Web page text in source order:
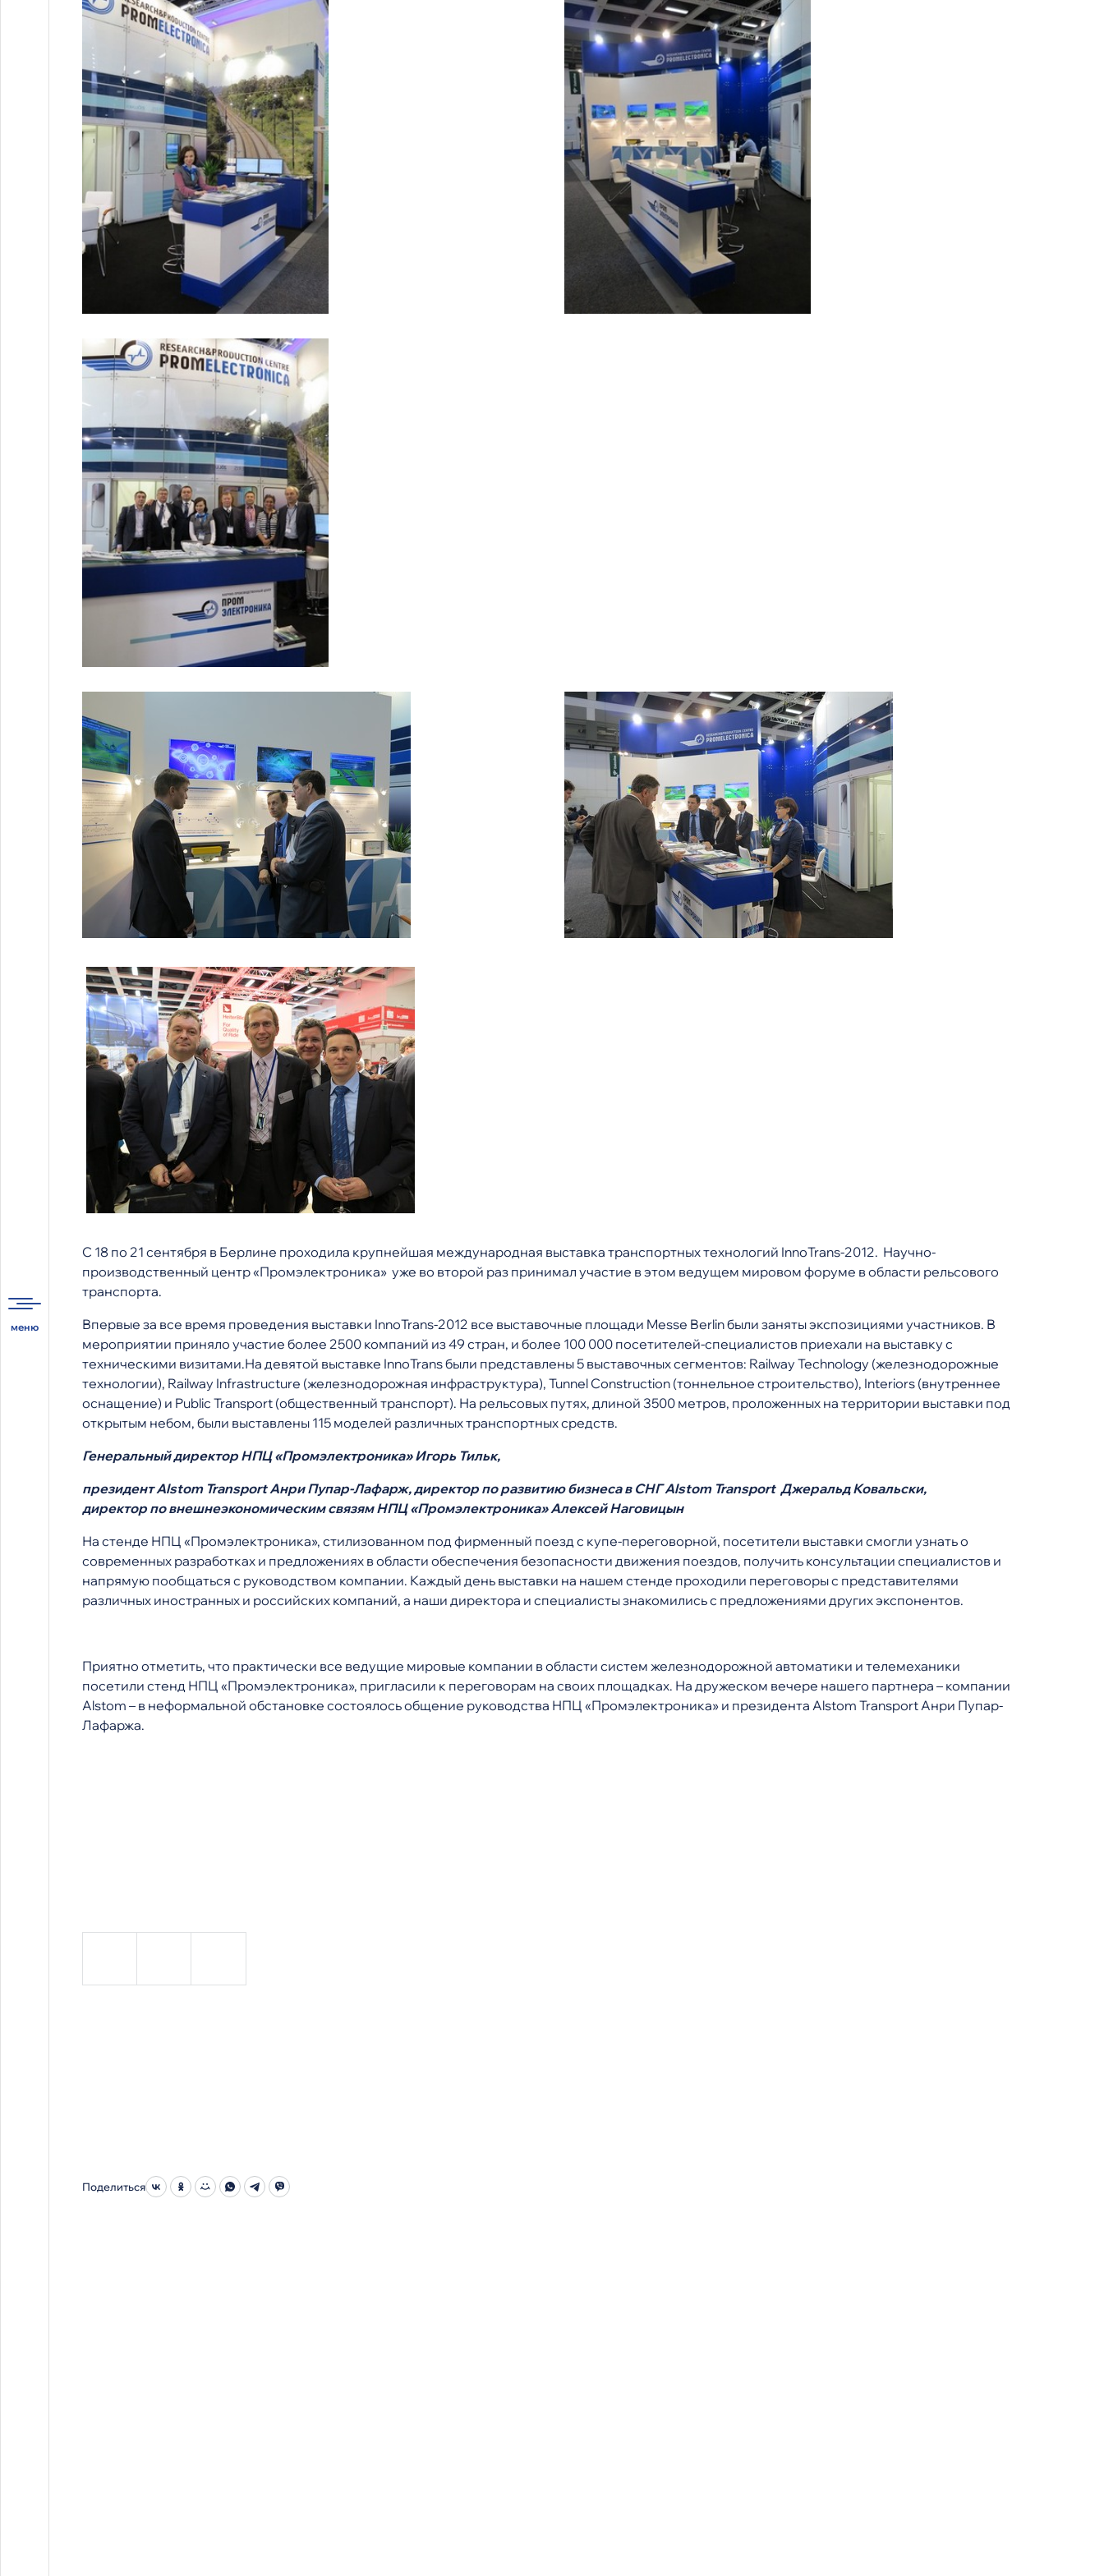
C 18 по 21 сентября в Берлине проходила крупнейшая международная выставка транспортных технологий InnoTrans-2012. Научно-
производственный центр «Промэлектроника» уже во второй раз принимал участие в этом ведущем мировом форуме в области рельсового
транспорта.
Впервые за все время проведения выставки InnoTrans-2012 все выставочные площади Messe Berlin были заняты экспозициями участников. В
мероприятии приняло участие более 2500 компаний из 49 стран, и более 100 000 посетителей-специалистов приехали на выставку с
техническими визитами.На девятой выставке InnoTrans были представлены 5 выставочных сегментов: Railway Technology (железнодорожные
технологии), Railway Infrastructure (железнодорожная инфраструктура), Tunnel Construction (тоннельное строительство), Interiors (внутреннее
оснащение) и Public Transport (общественный транспорт). На рельсовых путях, длиной 3500 метров, проложенных на территории выставки под
открытым небом, были выставлены 115 моделей различных транспортных средств.
Генеральный директор НПЦ «Промэлектроника» Игорь Тильк,
президент Аlstom Transport Анри Пупар-Лафарж, директор по развитию бизнеса в СНГ Аlstom Transport Джеральд Ковальски,
директор по внешнеэкономическим связям НПЦ «Промэлектроника» Алексей Наговицын
На стенде НПЦ «Промэлектроника», стилизованном под фирменный поезд с купе-переговорной, посетители выставки смогли узнать о
современных разработках и предложениях в области обеспечения безопасности движения поездов, получить консультации специалистов и
напрямую пообщаться с руководством компании. Каждый день выставки на нашем стенде проходили переговоры с представителями
различных иностранных и российских компаний, а наши директора и специалисты знакомились с предложениями других экспонентов.
Приятно отметить, что практически все ведущие мировые компании в области систем железнодорожной автоматики и телемеханики
посетили стенд НПЦ «Промэлектроника», пригласили к переговорам на своих площадках. На дружеском вечере нашего партнера – компании
Аlstom – в неформальной обстановке состоялось общение руководства НПЦ «Промэлектроника» и президента Аlstom Transport Анри Пупар-
Лафаржа.
Поделиться